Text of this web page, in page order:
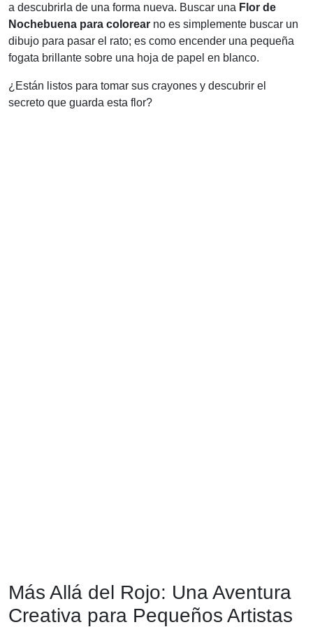
a descubrirla de una forma nueva. Buscar una Flor de
Nochebuena para colorear no es simplemente buscar un
dibujo para pasar el rato; es como encender una pequeña
fogata brillante sobre una hoja de papel en blanco.
¿Están listos para tomar sus crayones y descubrir el
secreto que guarda esta flor?
Más Allá del Rojo: Una Aventura
Creativa para Pequeños Artistas